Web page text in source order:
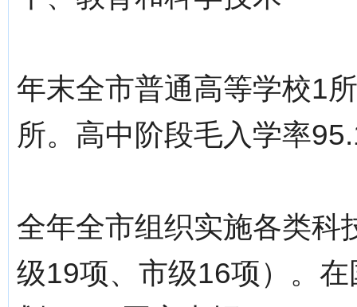
年末全市普通高等学校1
所。高中阶段毛入学率
全年全市组织实施各类科
级19项、市级16项）。